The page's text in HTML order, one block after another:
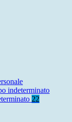
indeterminato
22